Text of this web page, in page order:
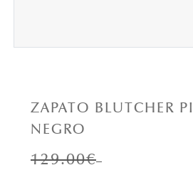
ZAPATO BLUTCHER
NEGRO
129.00€